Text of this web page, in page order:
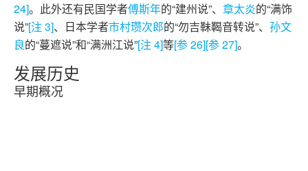
24]。此外还有民国学者傅斯年的“建州说”、 章太炎的“满饰
说”[注 3]、日本学者市村瓒次郎的“勿吉靺鞨音转说”、 孙文
良的“蔓遮说”和“满洲江说”[注 4]等[参 26][参 27]。
发展历史
早期概况